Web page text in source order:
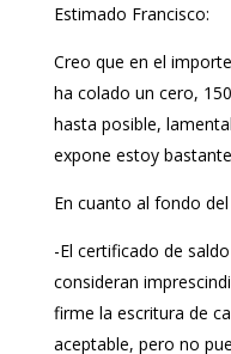
Estimado Francisco:
Creo que en el
ha colado un cero,
hasta posible,
expone estoy
En cuanto al fondo
-El certificado de
consideran
firme la escritura de
aceptable, pero no